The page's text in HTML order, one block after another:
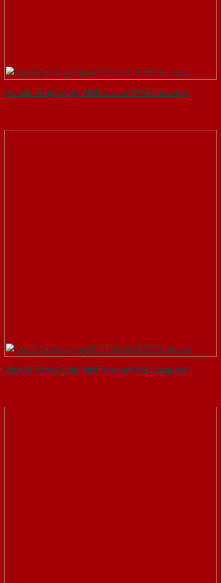
Cửa Gỗ Chống Cháy MDF Veneer P1R5 xoan dao
Cửa Gỗ Chống Cháy MDF Veneer P1R2 Xoan dao